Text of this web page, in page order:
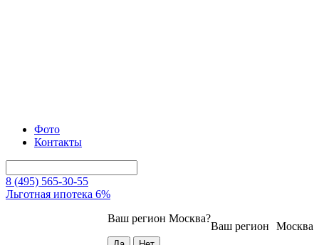
Фото
Контакты
8 (495) 565-30-55
Льготная ипотека 6%
Москва
Ваш регион
Ваш регион Москва?